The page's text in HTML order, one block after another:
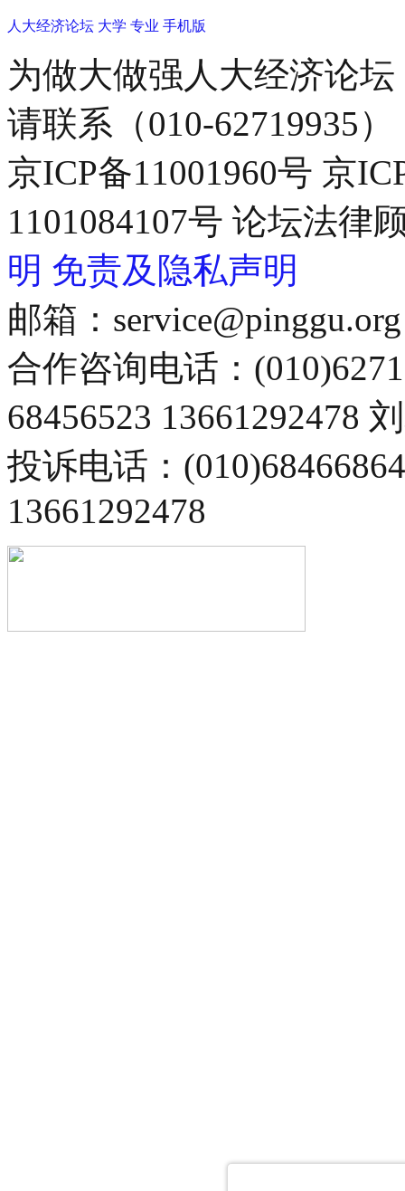
人大经济论坛 大学 专业 手机版
为做大做强人大经济论
请联系（010-62719935）
京ICP备11001960号 京
1101084107号 论坛法律
明 免责及隐私声明
邮箱：service@pinggu.org
合作咨询电话：
68456523 13661292478
投诉电话：
13661292478